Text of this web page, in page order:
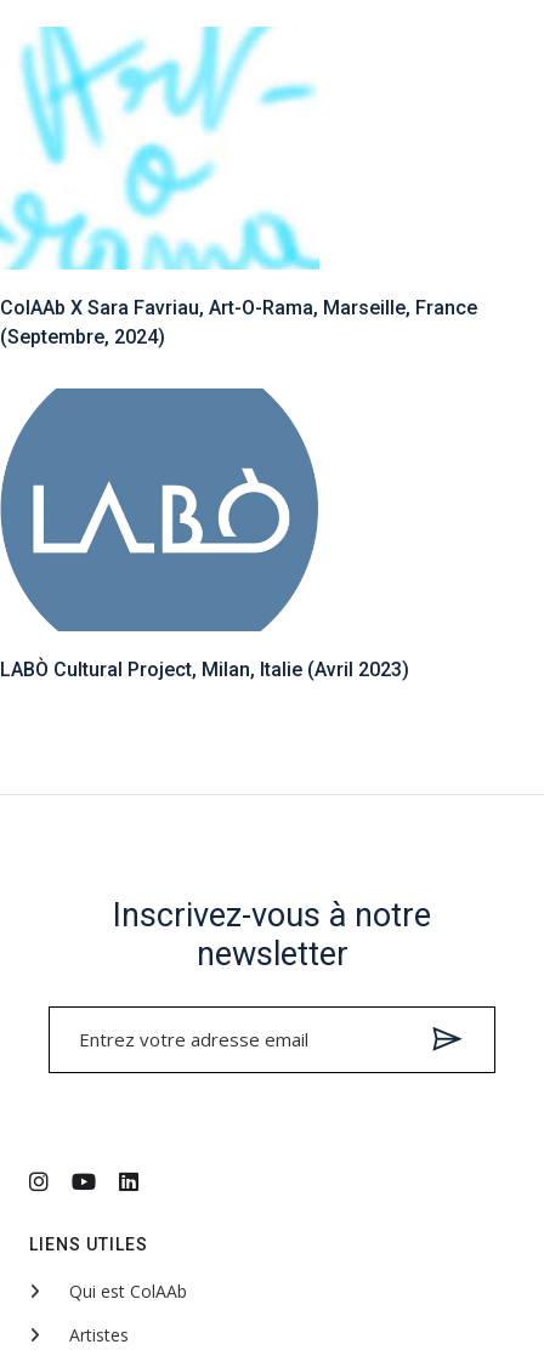
ColAAb X Sara Favriau, Art-O-Rama, Marseille, France
(Septembre, 2024)
LABÒ Cultural Project, Milan, Italie (Avril 2023)
Inscrivez-vous à notre
newsletter
LIENS UTILES
Qui est ColAAb
Artistes